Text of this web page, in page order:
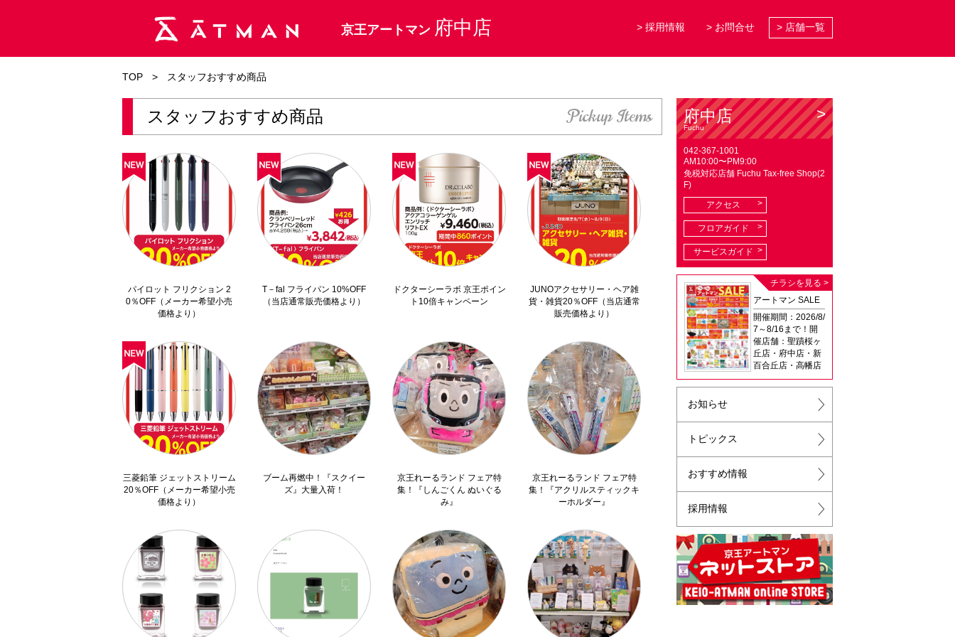
京王アートマン 府中店 > 採用情報 > お問合せ > 店舗一覧
TOP > スタッフおすすめ商品
スタッフおすすめ商品 Pickup Items
パイロット フリクション 2
0％OFF（メーカー希望小売
価格より）
T－fal フライパン 10%OFF
（当店通常販売価格より）
ドクターシーラボ 京王ポイン
ト10倍キャンペーン
JUNOアクセサリー・ヘア雑
貨・雑貨20％OFF（当店通常
販売価格より）
三菱鉛筆 ジェットストリーム
20％OFF（メーカー希望小売
価格より）
ブーム再燃中！『スクイー
ズ』大量入荷！
京王れーるランド フェア特
集！『しんごくん ぬいぐる
み』
京王れーるランド フェア特
集！『アクリルスティックキ
ーホルダー』
府中店
Fuchu
042-367-1001
AM10:00〜PM9:00
免税対応店舗 Fuchu Tax-free Shop(2
F)
アクセス
フロアガイド
サービスガイド
チラシを見る >
アートマン SALE
開催期間：2026/8/
7～8/16まで！開
催店舗：聖蹟桜ヶ
丘店・府中店・新
百合丘店・高幡店
お知らせ
トピックス
おすすめ情報
採用情報